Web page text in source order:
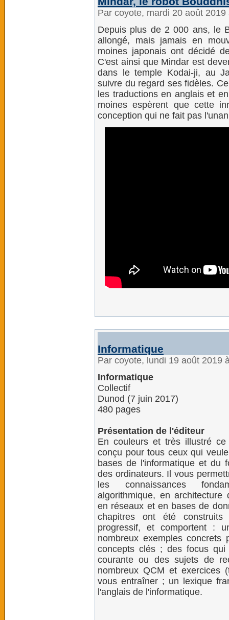
Par coyote, mardi 20 août
Depuis plus de 2 000 ans, le
allongé, mais jamais en
moines japonais ont décidé
C'est ainsi que Mindar est
dans le temple Kodai-ji, au
suivre du regard ses fidèles.
les traductions en anglais et
moines espèrent que cette
conception qui ne fait pas
Informatique
Par coyote, lundi 19 août 2019
Informatique
Collectif
Dunod (7 juin 2017)
480 pages
Présentation de l'éditeur
En couleurs et très illustré
conçu pour tous ceux qui
bases de l'informatique et du
des ordinateurs. Il vous
les connaissances
algorithmique, en architecture
en réseaux et en bases de
chapitres ont été
progressif, et comportent :
nombreux exemples
concepts clés ; des focus
courante ou des sujets de
nombreux QCM et exercices
vous entraîner ; un lexique
l'anglais de l'informatique.